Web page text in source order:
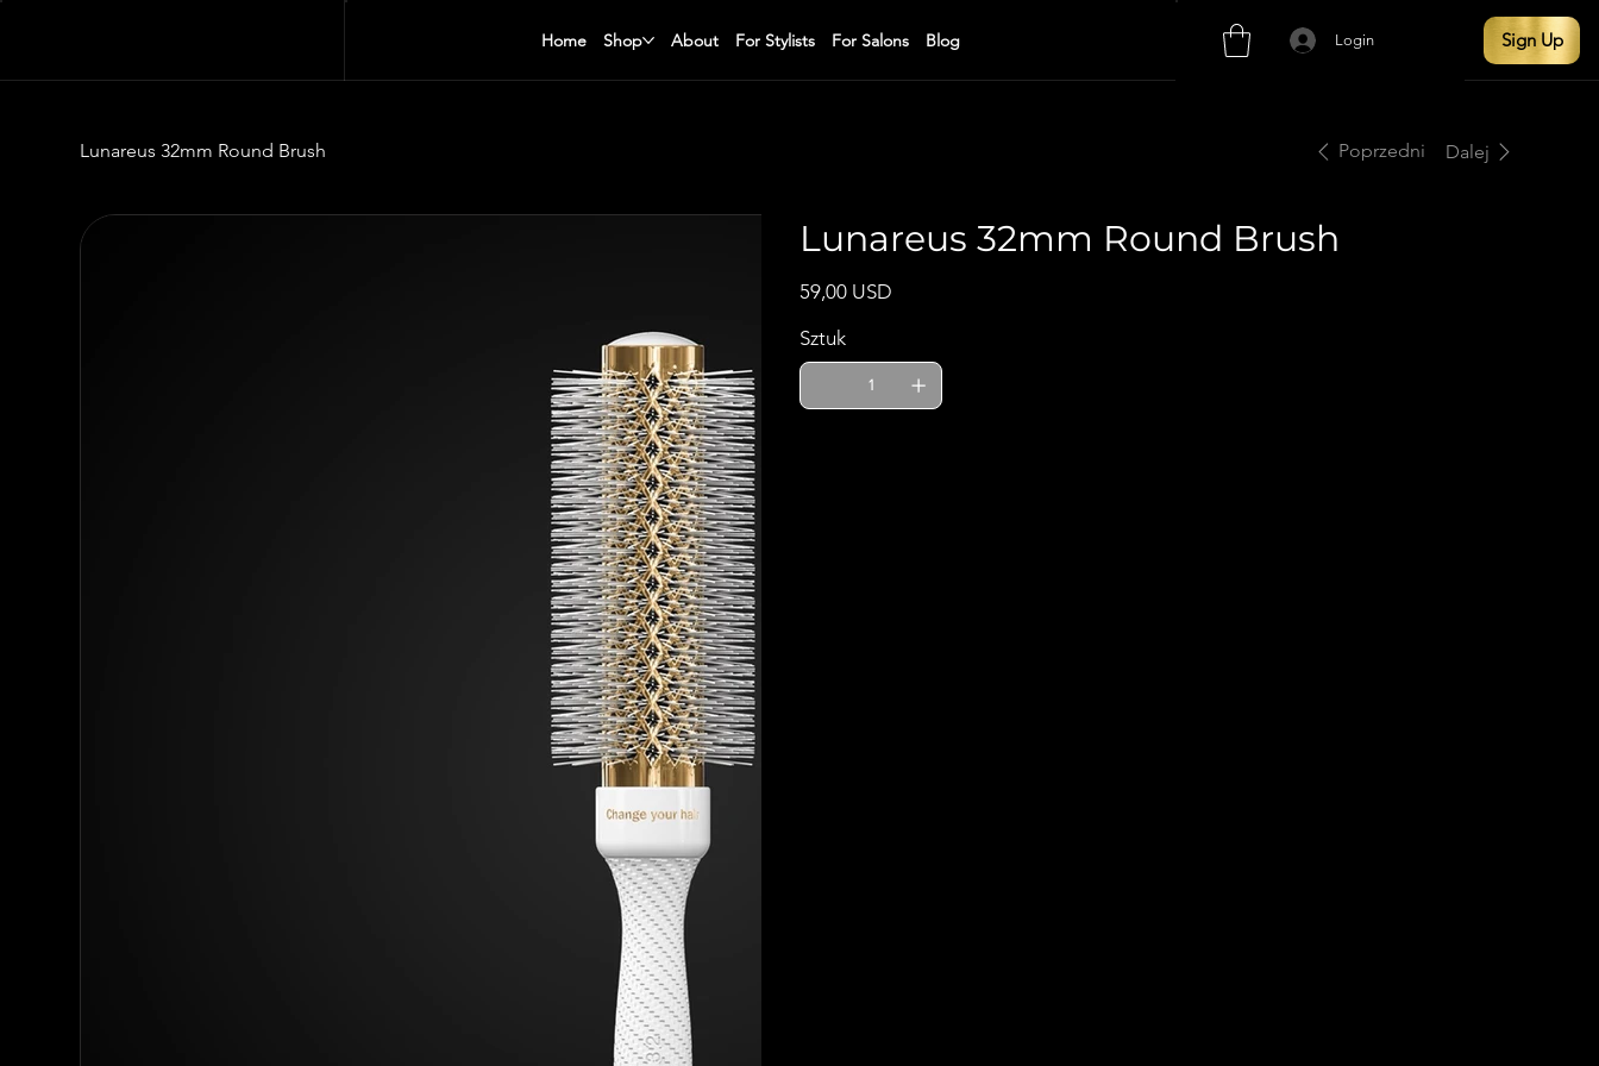
Home Shop About For Stylists For Salons Blog Login Sign Up
Lunareus 32mm Round Brush Poprzedni Dalej
Lunareus 32mm Round Brush
Cena
59,00 USD
Sztuk